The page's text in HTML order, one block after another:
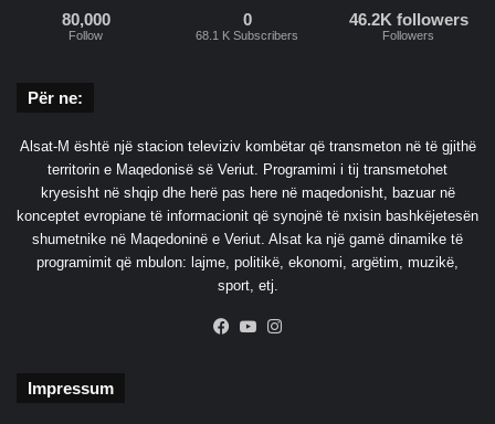
80,000
Follow
0
68.1 K Subscribers
46.2K followers
Followers
Për ne:
Alsat-M është një stacion televiziv kombëtar që transmeton në të gjithë
territorin e Maqedonisë së Veriut. Programimi i tij transmetohet
kryesisht në shqip dhe herë pas here në maqedonisht, bazuar në
konceptet evropiane të informacionit që synojnë të nxisin bashkëjetesën
shumetnike në Maqedoninë e Veriut. Alsat ka një gamë dinamike të
programimit që mbulon: lajme, politikë, ekonomi, argëtim, muzikë,
sport, etj.
Facebook
YouTube
Impressum